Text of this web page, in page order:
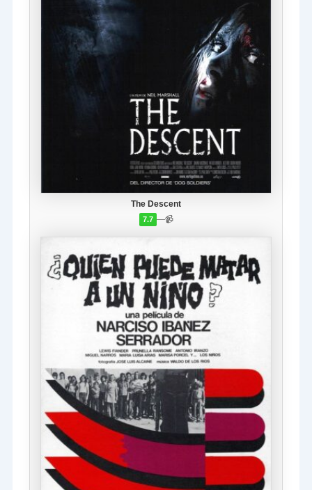
The Descent
7.7 —📹